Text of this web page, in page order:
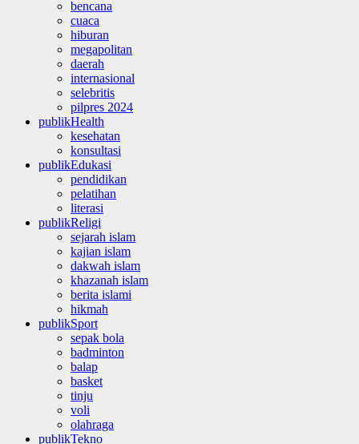
bencana
cuaca
hiburan
megapolitan
daerah
internasional
selebritis
pilpres 2024
publikHealth
kesehatan
konsultasi
publikEdukasi
pendidikan
pelatihan
literasi
publikReligi
sejarah islam
kajian islam
dakwah islam
khazanah islam
berita islami
hikmah
publikSport
sepak bola
badminton
balap
basket
tinju
voli
olahraga
publikTekno